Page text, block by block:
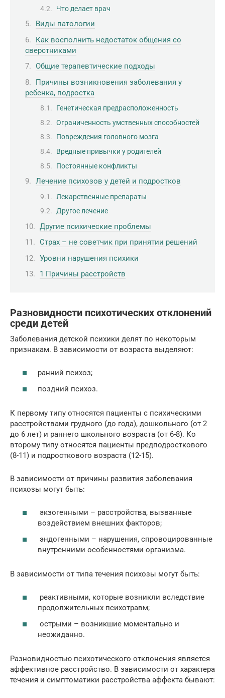
Что делает врач
Виды патологии
Как восполнить недостаток общения со
сверстниками
Общие терапевтические подходы
Причины возникновения заболевания у
ребенка, подростка
Генетическая предрасположенность
Ограниченность умственных способностей
Повреждения головного мозга
Вредные привычки у родителей
Постоянные конфликты
Лечение психозов у детей и подростков
Лекарственные препараты
Другое лечение
Другие психические проблемы
Страх – не советчик при принятии решений
Уровни нарушения психики
1 Причины расстройств
Разновидности психотических отклонений
среди детей
Заболевания детской психики делят по некоторым
признакам. В зависимости от возраста выделяют:
ранний психоз;
поздний психоз.
К первому типу относятся пациенты с психическими
расстройствами грудного (до года), дошкольного (от 2
до 6 лет) и раннего школьного возраста (от 6-8). Ко
второму типу относятся пациенты предподросткового
(8-11) и подросткового возраста (12-15).
В зависимости от причины развития заболевания
психозы могут быть:
экзогенными – расстройства, вызванные
воздействием внешних факторов;
эндогенными – нарушения, спровоцированные
внутренними особенностями организма.
В зависимости от типа течения психозы могут быть:
реактивными, которые возникли вследствие
продолжительных психотравм;
острыми – возникшие моментально и
неожиданно.
Разновидностью психотического отклонения является
аффективное расстройство. В зависимости от характера
течения и симптоматики расстройства аффекта бывают: